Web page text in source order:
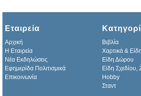
Εταιρεία
Αρχική
H Εταιρεία
Νέα Εκδηλώσεις
Εφημερίδα Πολιτισμικά
Επικοινωνία
Βιβλία
Χαρτικά &
Είδη Δώρου
Είδη
Hobby
Σταντ